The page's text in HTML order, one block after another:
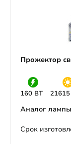
Прожектор
160 ВТ
Аналог
Срок